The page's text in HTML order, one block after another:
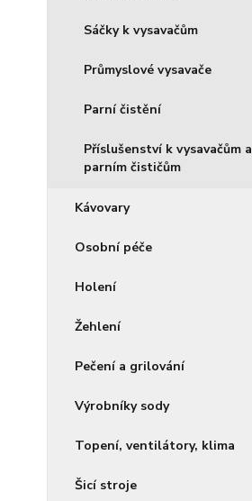
Sáčky k vysavačům
Průmyslové vysavače
Parní čistění
Příslušenství k vysavačům a
parním čističům
Kávovary
Osobní péče
Holení
Žehlení
Pečení a grilování
Výrobníky sody
Topení, ventilátory, klima
Šicí stroje